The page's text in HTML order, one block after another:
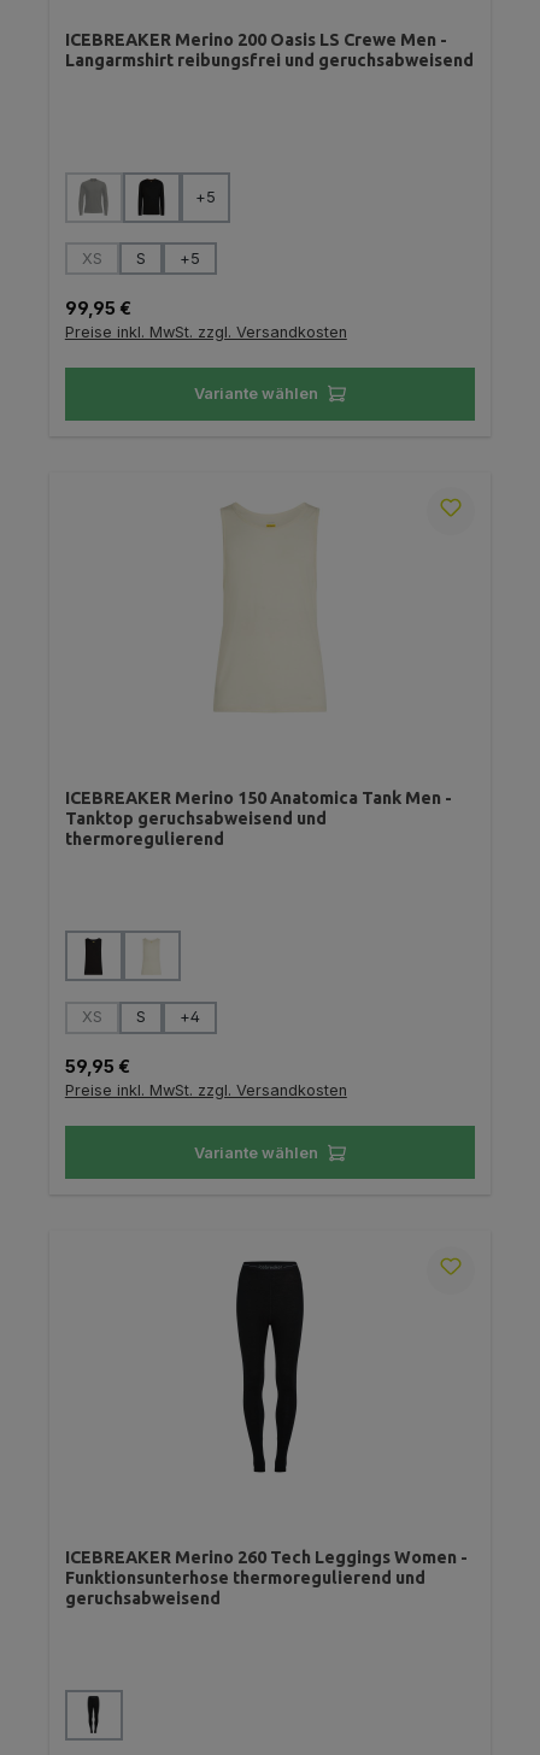
ICEBREAKER Merino 200 Oasis LS Crewe Men -
Langarmshirt reibungsfrei und geruchsabweisend
Farbe auswählen
(Diese Option ist zurzeit nicht verfügbar.)
+5
Größe auswählen
XS
(Diese Option ist zurzeit nicht verfügbar.)
S +5
Regulärer Preis:
99,95 €
Preise inkl. MwSt. zzgl. Versandkosten
Variante wählen
ICEBREAKER Merino 150 Anatomica Tank Men -
Tanktop geruchsabweisend und
thermoregulierend
Farbe auswählen
Größe auswählen
XS
(Diese Option ist zurzeit nicht verfügbar.)
S +4
Regulärer Preis:
59,95 €
Preise inkl. MwSt. zzgl. Versandkosten
Variante wählen
ICEBREAKER Merino 260 Tech Leggings Women -
Funktionsunterhose thermoregulierend und
geruchsabweisend
Farbe